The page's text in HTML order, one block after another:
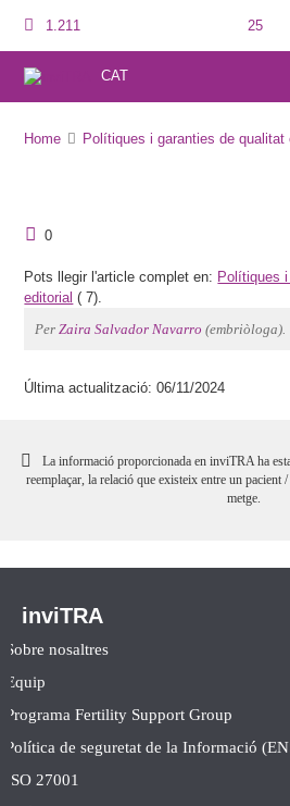
1.211 25
CAT
Home Polítiques i garanties de qualitat
0
Pots llegir l'article complet en: Polítiques
editorial ( 7).
PerZaira Salvador Navarro (embriòloga).
Última actualització: 06/11/2024
La informació proporcionada en inviTRA ha
reemplaçar, la relació que existeix entre un pacient
metge.
inviTRA
Sobre nosaltres
Equip
Programa Fertility Support Group
Política de seguretat de la Informació
ISO 27001